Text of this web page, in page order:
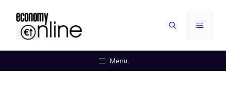
contenuto
MENU
Menu